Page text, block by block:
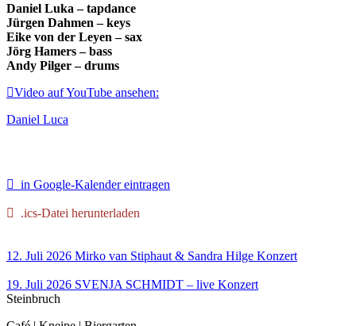
Daniel Luka – tapdance
Jürgen Dahmen – keys
Eike von der Leyen – sax
Jörg Hamers – bass
Andy Pilger – drums
Video auf YouTube ansehen:
Daniel Luca
in Google-Kalender eintragen
.ics-Datei herunterladen
12. Juli 2026 Mirko van Stiphaut & Sandra Hilge Konzert
19. Juli 2026 SVENJA SCHMIDT – live Konzert
Steinbruch